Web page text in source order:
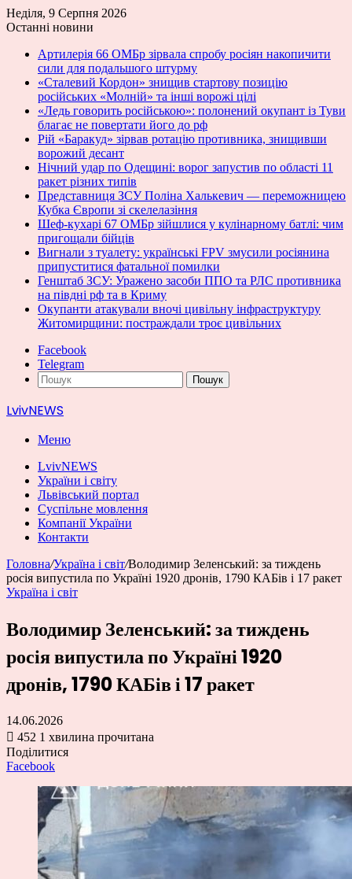
Неділя, 9 Серпня 2026
Останні новини
Артилерія 66 ОМБр зірвала спробу росіян накопичити
сили для подальшого штурму
«Сталевий Кордон» знищив стартову позицію
російських «Молній» та інші ворожі цілі
«Ледь говорить російською»: полонений окупант із Туви
благає не повертати його до рф
Рій «Баракуд» зірвав ротацію противника, знищивши
ворожий десант
Нічний удар по Одещині: ворог запустив по області 11
ракет різних типів
Представниця ЗСУ Поліна Халькевич — переможницею
Кубка Європи зі скелелазіння
Шеф-кухарі 67 ОМБр зійшлися у кулінарному батлі: чим
пригощали бійців
Вигнали з туалету: українські FPV змусили росіянина
припуститися фатальної помилки
Генштаб ЗСУ: Уражено засоби ППО та РЛС противника
на півдні рф та в Криму
Окупанти атакували вночі цивільну інфраструктуру
Житомирщини: постраждали троє цивільних
Facebook
Telegram
Пошук
LvivNEWS
Меню
LvivNEWS
України і світу
Львівський портал
Суспільне мовлення
Компанії України
Контакти
Головна/Україна і світ/Володимир Зеленський: за тиждень
росія випустила по Україні 1920 дронів, 1790 КАБів і 17 ракет
Україна і світ
Володимир Зеленський: за тиждень
росія випустила по Україні 1920
дронів, 1790 КАБів і 17 ракет
14.06.2026
452 1 хвилина прочитана
Поділитися
Facebook